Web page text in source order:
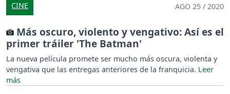
CINE AGO 25 / 2020
Más oscuro, violento y vengativo: Así es el
primer tráiler 'The Batman'
La nueva película promete ser mucho más oscura, violenta y
vengativa que las entregas anteriores de la franquicia.